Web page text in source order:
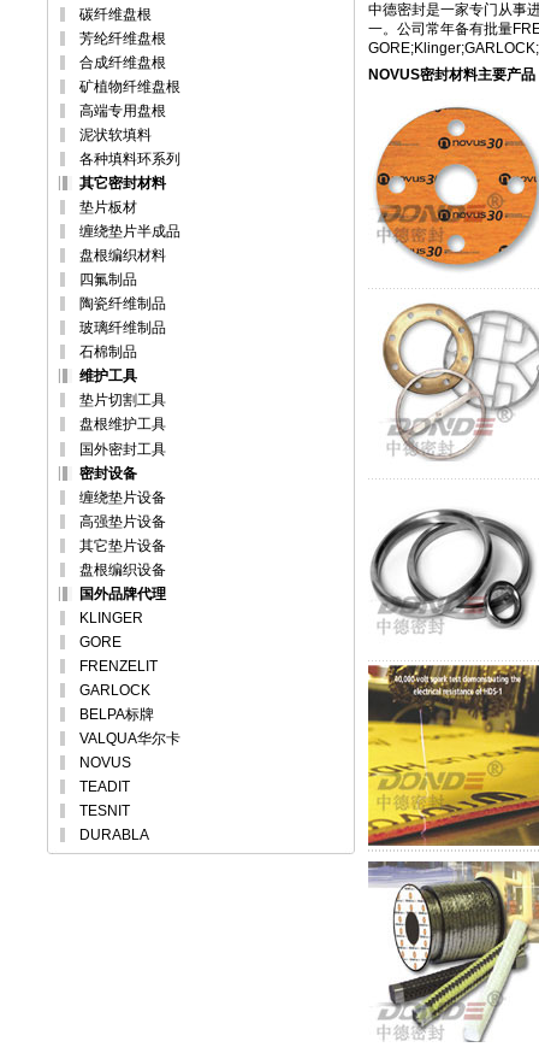
碳纤维盘根
芳纶纤维盘根
合成纤维盘根
矿植物纤维盘根
高端专用盘根
泥状软填料
各种填料环系列
其它密封材料
垫片板材
缠绕垫片半成品
盘根编织材料
四氟制品
陶瓷纤维制品
玻璃纤维制品
石棉制品
维护工具
垫片切割工具
盘根维护工具
国外密封工具
密封设备
缠绕垫片设备
高强垫片设备
其它垫片设备
盘根编织设备
国外品牌代理
KLINGER
GORE
FRENZELIT
GARLOCK
BELPA标牌
VALQUA华尔卡
NOVUS
TEADIT
TESNIT
DURABLA
中德密封是一家专门从事
一。公司常年备有批量
NOVUS密封材料主要产品